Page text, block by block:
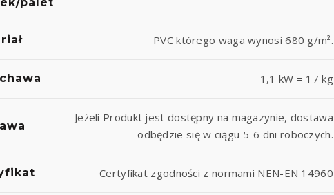
PVC którego waga wynosi 680 g/m².
1,1 kW = 17 kg
Jeżeli Produkt jest dostępny na magazynie, dostawa
odbędzie się w ciągu 5-6 dni roboczych.
Certyfikat zgodności z normami NEN-EN 14960